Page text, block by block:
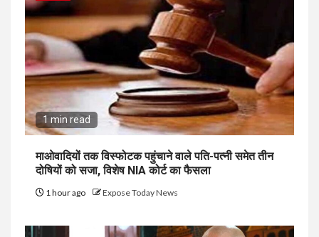
1 min read
माओवादियों तक विस्फोटक पहुंचाने वाले पति-पत्नी समेत तीन
दोषियों को सजा, विशेष NIA कोर्ट का फैसला
1 hour ago Expose Today News